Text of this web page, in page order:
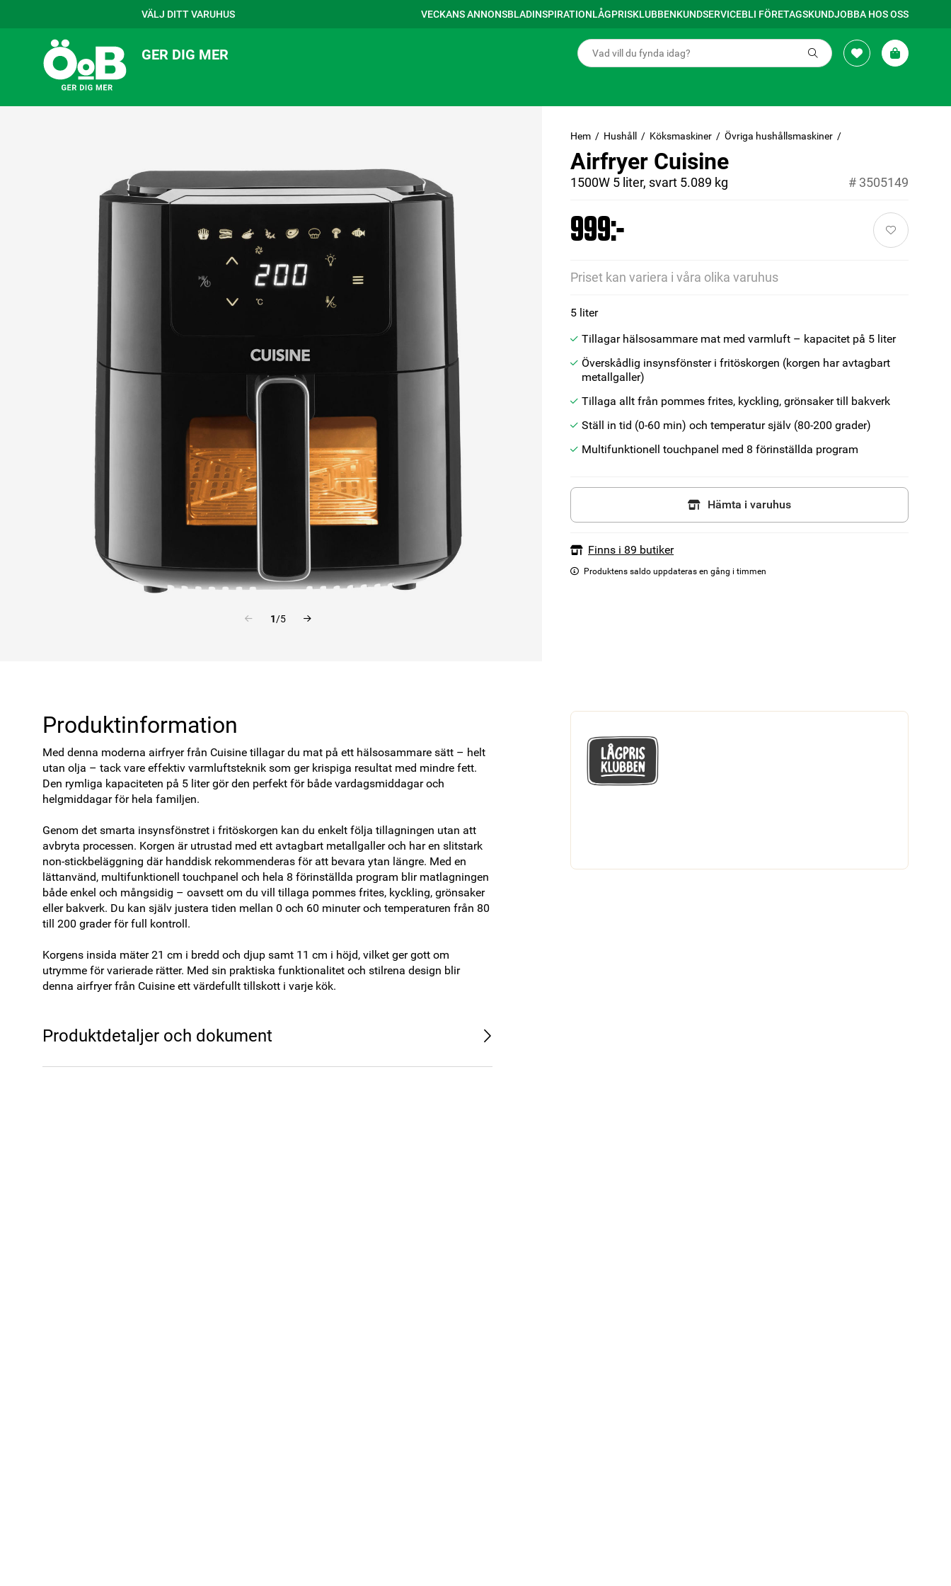
VÄLJ DITT VARUHUS VECKANS ANNONSBLADINSPIRATIONLÅGPRISKLUBBENKUNDSERVICEBLI FÖRETAGSKUNDJOBBA HOS OSS
GER DIG MER
1/5
Hem Hushåll Köksmaskiner Övriga hushållsmaskiner
Airfryer Cuisine
1500W 5 liter, svart 5.089 kg # 3505149
999:-
Priset kan variera i våra olika varuhus
5 liter
Tillagar hälsosammare mat med varmluft – kapacitet på 5 liter
Överskådlig insynsfönster i fritöskorgen (korgen har avtagbart
metallgaller)
Tillaga allt från pommes frites, kyckling, grönsaker till bakverk
Ställ in tid (0-60 min) och temperatur själv (80-200 grader)
Multifunktionell touchpanel med 8 förinställda program
Hämta i varuhus
Finns i 89 butiker
Produktens saldo uppdateras en gång i timmen
Produktinformation
Med denna moderna airfryer från Cuisine tillagar du mat på ett hälsosammare sätt – helt
utan olja – tack vare effektiv varmluftsteknik som ger krispiga resultat med mindre fett.
Den rymliga kapaciteten på 5 liter gör den perfekt för både vardagsmiddagar och
helgmiddagar för hela familjen.
Genom det smarta insynsfönstret i fritöskorgen kan du enkelt följa tillagningen utan att
avbryta processen. Korgen är utrustad med ett avtagbart metallgaller och har en slitstark
non-stickbeläggning där handdisk rekommenderas för att bevara ytan längre. Med en
lättanvänd, multifunktionell touchpanel och hela 8 förinställda program blir matlagningen
både enkel och mångsidig – oavsett om du vill tillaga pommes frites, kyckling, grönsaker
eller bakverk. Du kan själv justera tiden mellan 0 och 60 minuter och temperaturen från 80
till 200 grader för full kontroll.
Korgens insida mäter 21 cm i bredd och djup samt 11 cm i höjd, vilket ger gott om
utrymme för varierade rätter. Med sin praktiska funktionalitet och stilrena design blir
denna airfryer från Cuisine ett värdefullt tillskott i varje kök.
Produktdetaljer och dokument